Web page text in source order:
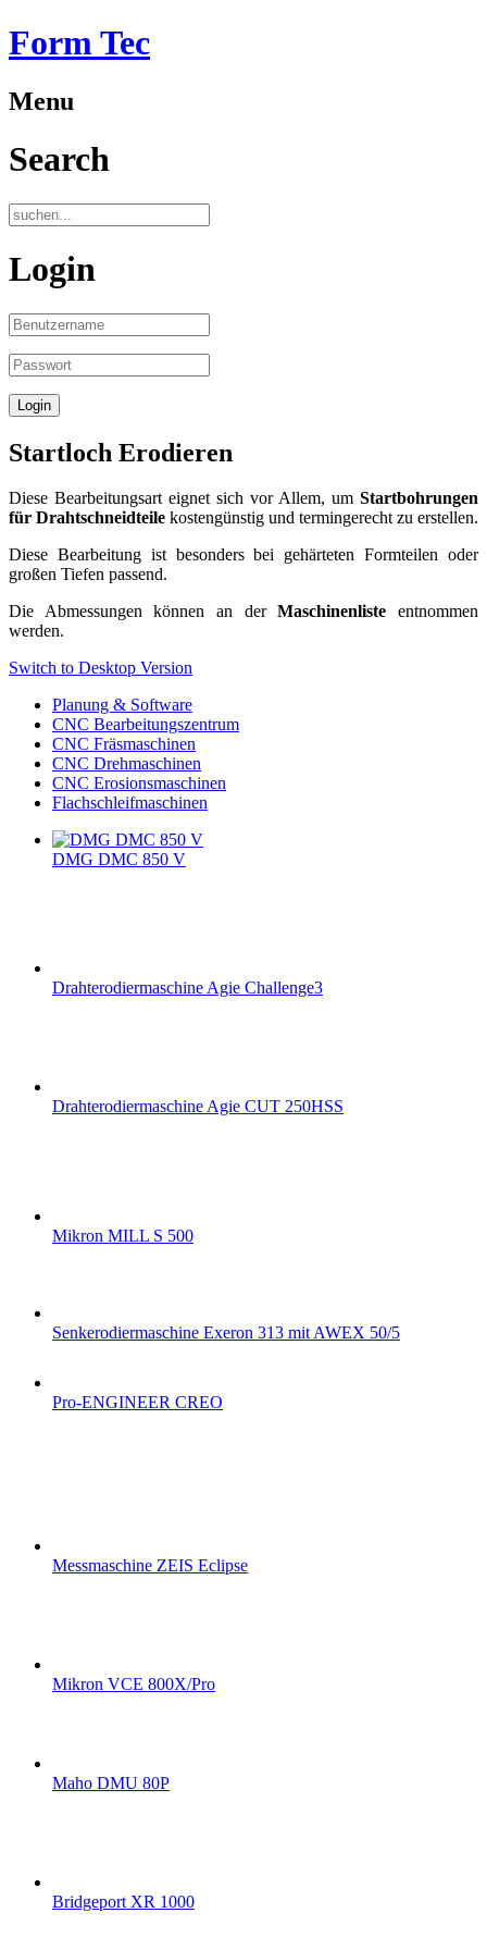
Form Tec
Menu
Search
Login
Startloch Erodieren
Diese Bearbeitungsart eignet sich vor Allem, um Startbohrungen
für Drahtschneidteile kostengünstig und termingerecht zu erstellen.
Diese Bearbeitung ist besonders bei gehärteten Formteilen oder
großen Tiefen passend.
Die Abmessungen können an derMaschinenliste entnommen
werden.
Switch to Desktop Version
Planung & Software
CNC Bearbeitungszentrum
CNC Fräsmaschinen
CNC Drehmaschinen
CNC Erosionsmaschinen
Flachschleifmaschinen
DMG DMC 850 V
Drahterodiermaschine Agie Challenge3
Drahterodiermaschine Agie CUT 250HSS
Mikron MILL S 500
Senkerodiermaschine Exeron 313 mit AWEX 50/5
Pro-ENGINEER CREO
Messmaschine ZEIS Eclipse
Mikron VCE 800X/Pro
Maho DMU 80P
Bridgeport XR 1000